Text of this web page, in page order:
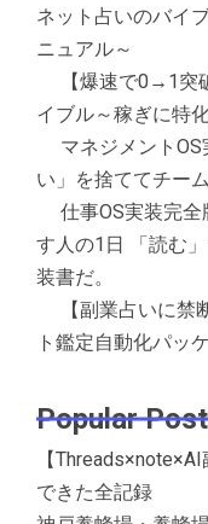
ネット占いのバイ
ニュアル～
【爆速で0→1突
イブル～稼ぎに特
マネジメント
い」を捨ててチー
仕事OS実装完
す人の1日 「読む
装書だ。
【副業占いに
ト鑑定自動化パッ
Popular
【
できた全記録